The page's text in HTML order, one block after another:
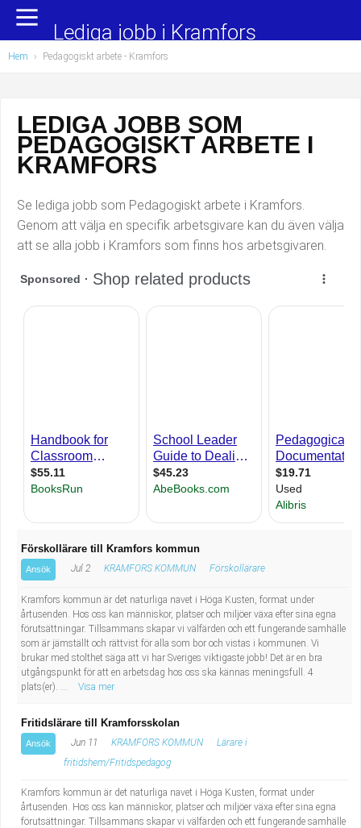
Yrkesområden
Administration, ekonomi, juridik
Chefer och verksamhetsledare
Data/IT
Försäljning, inköp, marknadsföring
Hantverksyrken
Kropps- och skönhetsvård
Kultur, media, design
Naturbruk
Naturvetenskapligt arbete
Pedagogiskt arbete
Sanering och renhållning
Socialt arbete
Säkerhetsarbete
Tekniskt arbete
Populära jobb
Undersköterska, hemtjänst och äldreboende
Barnskötare
Lärare i förskola/Förskollärare
Lagerarbetare
Bussförare/Busschaufför
Budbilsförare
Tidningsbud/Tidningsdistributör
Taxiförare/Taxichaufför
Läkarsekreterare/Vårdadmin/Medicinsk
sekreterare
Lastbilsförare m.fl.
Fastighetsskötare
Informatör/Kommunikatör
Brevbärare
Lediga jobb i Kramfors
Hem › Pedagogiskt arbete - Kramfors
LEDIGA JOBB SOM
PEDAGOGISKT ARBETE I
KRAMFORS
Se lediga jobb som Pedagogiskt arbete i Kramfors.
Genom att välja en specifik arbetsgivare kan du även välja
att se alla jobb i Kramfors som finns hos arbetsgivaren.
Förskollärare till Kramfors kommun
Ansök Jul 2 KRAMFORS KOMMUN Förskollärare
Kramfors kommun är det naturliga navet i Höga Kusten, format under
årtusenden. Hos oss kan människor, platser och miljöer växa efter sina egna
förutsättningar. Tillsammans skapar vi välfärden och ett fungerande samhälle
som är jämställt och rättvist för alla som bor och vistas i kommunen. Vi
brukar med stolthet säga att vi har Sveriges viktigaste jobb! Det är en bra
utgångspunkt för att en arbetsdag hos oss ska kännas meningsfull. 4
plats(er). ...
Visa mer
Fritidslärare till Kramforsskolan
Ansök Jun 11 KRAMFORS KOMMUN
Lärare i
fritidshem/Fritidspedagog
Kramfors kommun är det naturliga navet i Höga Kusten, format under
årtusenden. Hos oss kan människor, platser och miljöer växa efter sina egna
förutsättningar. Tillsammans skapar vi välfärden och ett fungerande samhälle